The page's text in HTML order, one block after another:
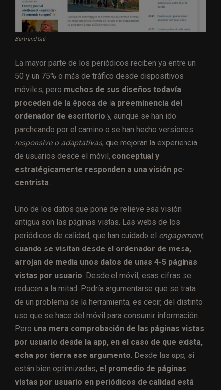
Bertrand Gié
La mayor parte de los periódicos reciben ya entre un
50 y un 75% o más de tráfico desde dispositivos
móviles, pero muchos de sus diseños todavía
proceden de la época de la preeminencia del
ordenador de escritorio y, aunque se han ido
parcheando por el camino o se han hecho versiones
responsive o adaptativas, que mejoran la experiencia
de usuarios desde el móvil, conceptual y
estratégicamente responden a una visión pc-
centrista.
Uno de los datos que pone de relieve esa visión
antigua son las páginas vistas. Las webs de los
periódicos de calidad, que han cuidado el engagement,
cuando se visitan desde el ordenador de mesa,
arrojan de media unos datos de unas 4-5 páginas
vistas por usuario. Desde el móvil, esas cifras se
reducen a la mitad. Podría argumentarse que se trata
de un problema de la herramienta; es decir, del distinto
uso que se hace del móvil para consumir información.
Pero una mera comprobación de las páginas vistas
por usuario desde la app, en el caso de que exista,
echa por tierra ese argumento. Desde las app, si
están bien optimizadas, el promedio de páginas
vistas por usuario en periódicos de calidad está